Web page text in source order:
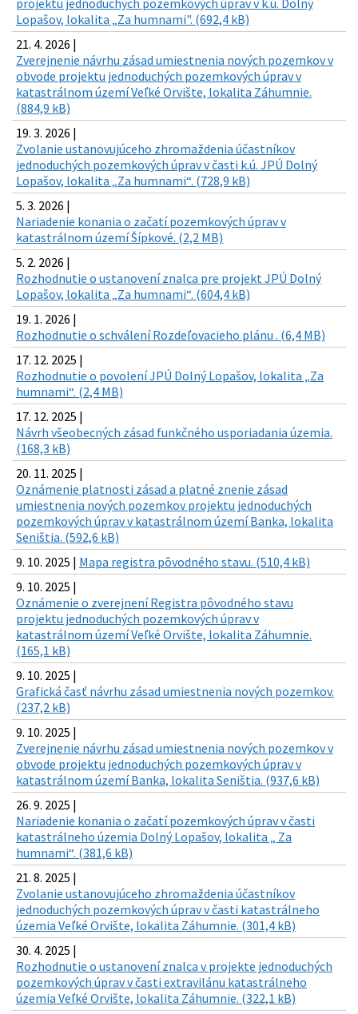
projektu jednoduchých pozemkových úprav v k.ú. Dolný
Lopašov, lokalita „Za humnami". (692,4 kB)
21. 4. 2026 |
Zverejnenie návrhu zásad umiestnenia nových pozemkov v
obvode projektu jednoduchých pozemkových úprav v
katastrálnom území Veľké Orvište, lokalita Záhumnie.
(884,9 kB)
19. 3. 2026 |
Zvolanie ustanovujúceho zhromaždenia účastníkov
jednoduchých pozemkových úprav v časti k.ú. JPÚ Dolný
Lopašov, lokalita „Za humnami“. (728,9 kB)
5. 3. 2026 |
Nariadenie konania o začatí pozemkových úprav v
katastrálnom území Šípkové. (2,2 MB)
5. 2. 2026 |
Rozhodnutie o ustanovení znalca pre projekt JPÚ Dolný
Lopašov, lokalita „Za humnami“. (604,4 kB)
19. 1. 2026 |
Rozhodnutie o schválení Rozdeľovacieho plánu . (6,4 MB)
17. 12. 2025 |
Rozhodnutie o povolení JPÚ Dolný Lopašov, lokalita „Za
humnami“. (2,4 MB)
17. 12. 2025 |
Návrh všeobecných zásad funkčného usporiadania územia.
(168,3 kB)
20. 11. 2025 |
Oznámenie platnosti zásad a platné znenie zásad
umiestnenia nových pozemkov projektu jednoduchých
pozemkových úprav v katastrálnom území Banka, lokalita
Seništia. (592,6 kB)
9. 10. 2025 | Mapa registra pôvodného stavu. (510,4 kB)
9. 10. 2025 |
Oznámenie o zverejnení Registra pôvodného stavu
projektu jednoduchých pozemkových úprav v
katastrálnom území Veľké Orvište, lokalita Záhumnie.
(165,1 kB)
9. 10. 2025 |
Grafická časť návrhu zásad umiestnenia nových pozemkov.
(237,2 kB)
9. 10. 2025 |
Zverejnenie návrhu zásad umiestnenia nových pozemkov v
obvode projektu jednoduchých pozemkových úprav v
katastrálnom území Banka, lokalita Seništia. (937,6 kB)
26. 9. 2025 |
Nariadenie konania o začatí pozemkových úprav v časti
katastrálneho územia Dolný Lopašov, lokalita „ Za
humnami“. (381,6 kB)
21. 8. 2025 |
Zvolanie ustanovujúceho zhromaždenia účastníkov
jednoduchých pozemkových úprav v časti katastrálneho
územia Veľké Orvište, lokalita Záhumnie. (301,4 kB)
30. 4. 2025 |
Rozhodnutie o ustanovení znalca v projekte jednoduchých
pozemkových úprav v časti extravilánu katastrálneho
územia Veľké Orvište, lokalita Záhumnie. (322,1 kB)